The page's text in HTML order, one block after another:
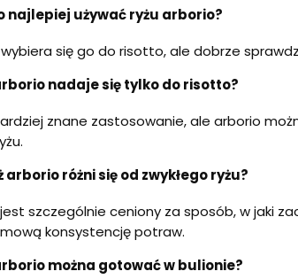
najlepiej używać ryżu arborio?
się go do risotto, ale dobrze
nadaje się tylko do risotto?
znane zastosowanie, ale arborio
arborio różni się od zwykłego ryżu?
szczególnie ceniony za sposób, w jaki
konsystencję potraw.
można gotować w bulionie?